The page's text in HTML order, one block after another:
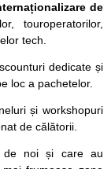
de
touroperatorilor,
tech.
dedicate și
loc a pachetelor.
și workshopuri
de călătorii.
de noi și care au